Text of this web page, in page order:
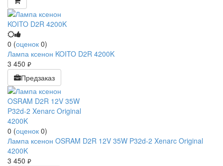
0 (оценок 0)
Лампа ксенон KOITO D2R 4200K
3 450 руб.
Предзаказ
0 (оценок 0)
Лампа ксенон OSRAM D2R 12V 35W P32d-2 Xenarc Original
4200K
3 450 руб.